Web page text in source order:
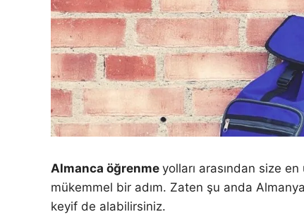
Almanca öğrenme yolları arasından size
mükemmel bir adım. Zaten şu anda
keyif de alabilirsiniz.